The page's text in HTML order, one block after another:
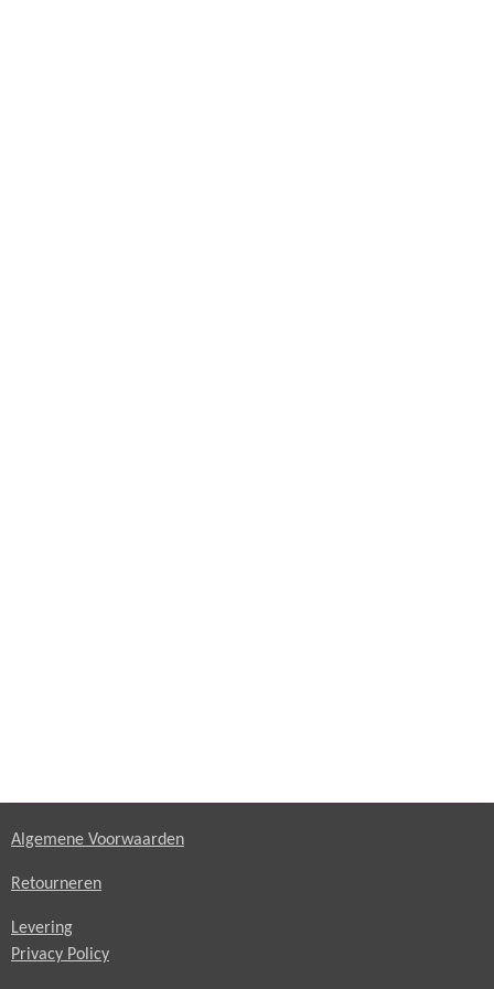
Algemene Voorwaarden
Retourneren
Levering
Privacy Policy